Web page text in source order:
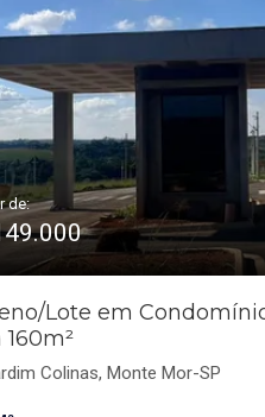
de:
Lote em
Colinas, Monte Mor-SP